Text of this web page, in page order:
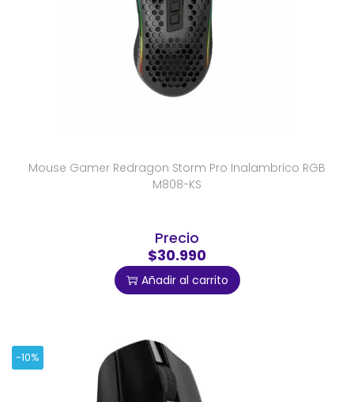
Mouse Gamer Redragon Storm Pro Inalambrico RGB
M808-KS
Precio
$30.990
Añadir al carrito
-10%